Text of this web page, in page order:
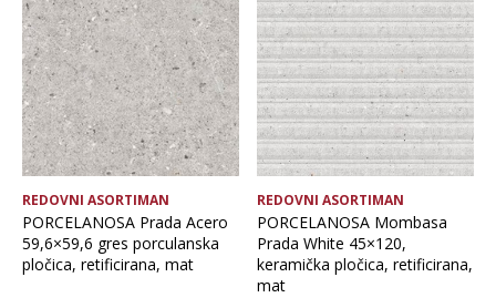
REDOVNI ASORTIMAN
PORCELANOSA Prada Acero
59,6×59,6 gres porculanska
pločica, retificirana, mat
REDOVNI ASORTIMAN
PORCELANOSA Mombasa
Prada White 45×120,
keramička pločica, retificirana,
mat